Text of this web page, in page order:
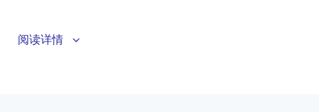
关于本视频本视频介绍轻量多功能图形库（LVGL），并
阅读详情